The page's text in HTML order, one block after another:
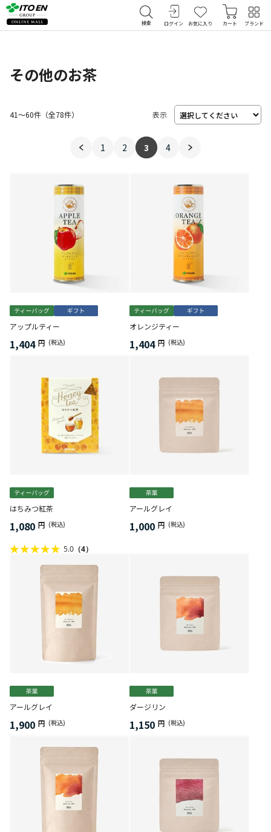
検索 ログイン お気に入り カート ブランド
その他のお茶
表示
41～60件 （ 78件）
1 2 3 4
アップルティー
1,404 円 (税込)
オレンジティー
1,404 円 (税込)
はちみつ紅茶
1,080 円 (税込)
5.0 （4）
アールグレイ
1,000 円 (税込)
アールグレイ
1,900 円 (税込)
ダージリン
1,150 円 (税込)